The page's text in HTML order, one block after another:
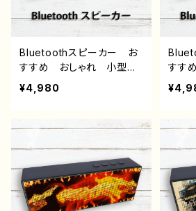
Bluetoothスピーカー お
すすめ おしゃれ 小型
和風 金魚 和柄 スピー
カー G-6
¥4,980
すす
和風
カー